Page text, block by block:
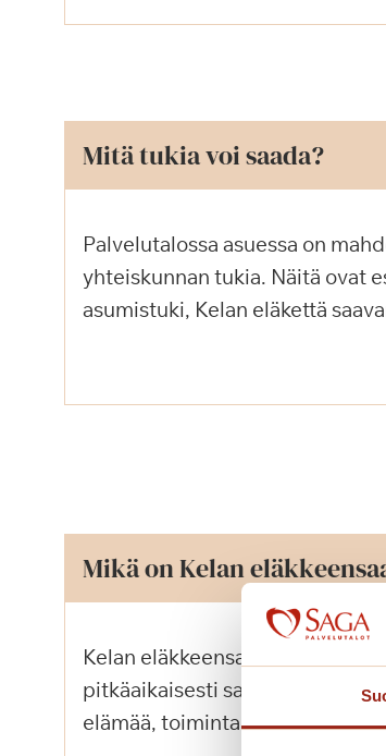
Mitä tukia voi saada?
Palvelutalossa asuessa on
yhteiskunnan tukia. Näitä ovat
asumistuki, Kelan eläkettä
Mikä on Kelan
Kelan eläkkeensaajan hoitotuen
pitkäaikaisesti sairaan tai
elämää, toimintakykyä,